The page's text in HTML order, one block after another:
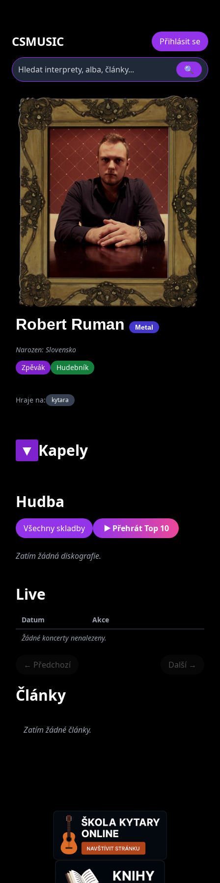
CSMUSIC Přihlásit se
🔍
Robert Ruman Metal
Narozen: Slovensko
Zpěvák
Hudebník
Hraje na: kytara
▼ Kapely
Hudba
Všechny skladby Přehrát Top 10
Zatím žádná diskografie.
Live
Datum
Akce
Žádné koncerty nenalezeny.
← Předchozí Další →
Články
Zatím žádné články.